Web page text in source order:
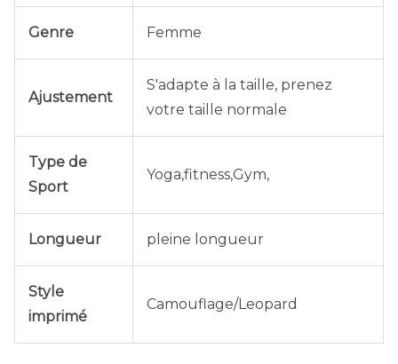
Genre Femme
Ajustement
S'adapte à la taille, prenez
votre taille normale
Type de
Sport
Yoga,fitness,Gym,
Longueur pleine longueur
Style
imprimé
Camouflage/Leopard